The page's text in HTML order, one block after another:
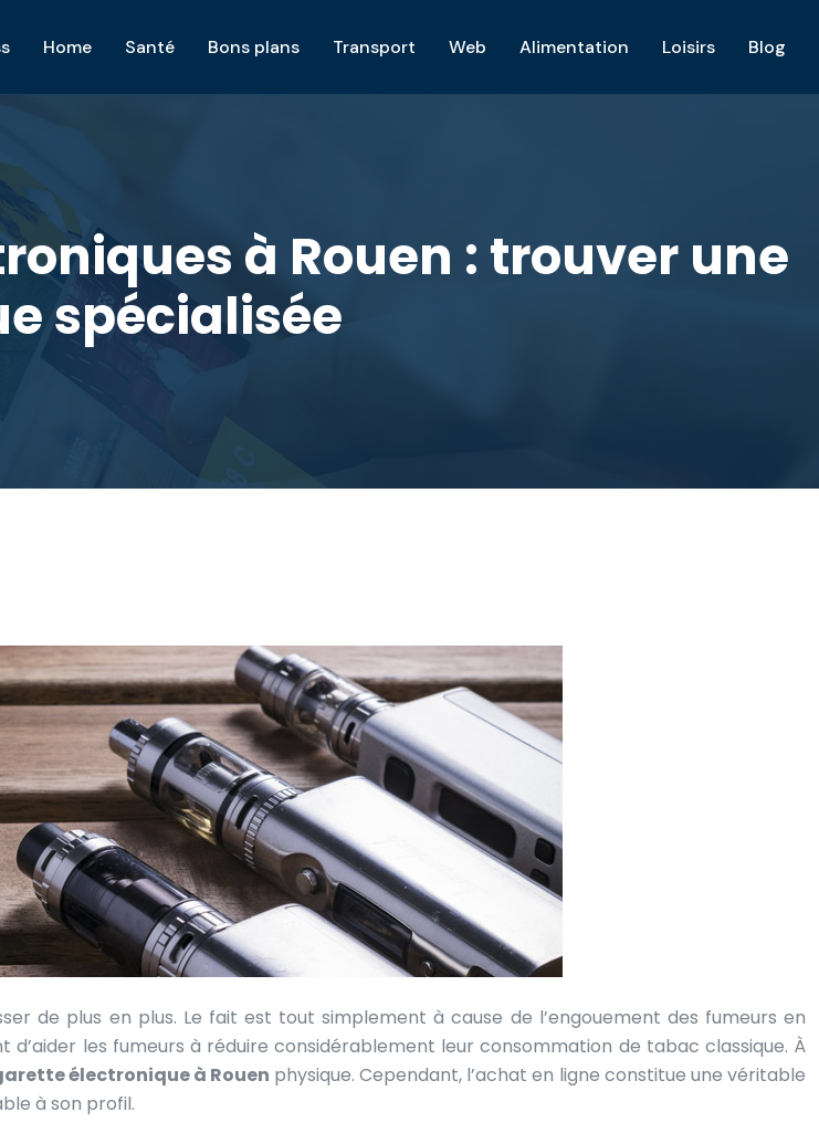
Home Santé Bons plans Transport Web Alimentation Loisirs Blog
à Rouen : trouver une
spécialisée
de plus en plus. Le fait est tout simplement à cause de l’engouement des fumeurs en
les fumeurs à réduire considérablement leur consommation de tabac classique. À
électronique à Rouen physique. Cependant, l’achat en ligne constitue une véritable
à son profil.